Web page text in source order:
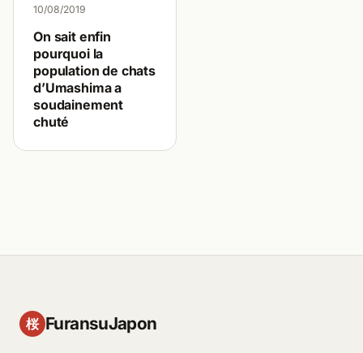
10/08/2019
On sait enfin
pourquoi la
population de chats
d’Umashima a
soudainement
chuté
桜 FuransuJapon